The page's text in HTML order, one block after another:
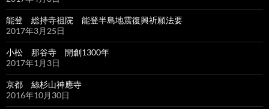
能登 総持寺祖院 能登半島地震復興祈願法要
2017年3月25日
小松 那谷寺 開創1300年
2017年1月3日
京都 絲杉山神應寺
2016年10月30日